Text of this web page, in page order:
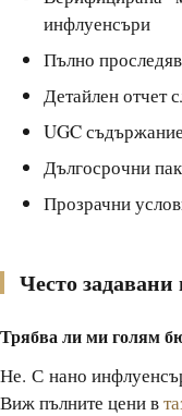
инфлуенсъри
Пълно
Детайлен отчет
UGC
Дългосрочни
Прозрачни
Често
Трябва ли ми голям
Не. С нано
Виж пълните цени в